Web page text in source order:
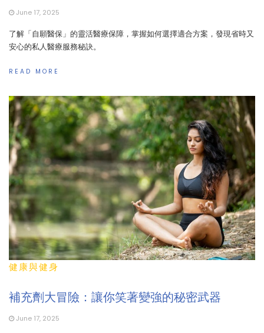
June 17, 2025
了解「自願醫保」的靈活醫療保障，掌握如何選擇適合方案，發現省時又
安心的私人醫療服務秘訣。
READ MORE
健康與健身
補充劑大冒險：讓你笑著變強的秘密武器
June 17, 2025